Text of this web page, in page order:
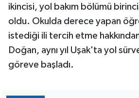
ikincisi, yol bakım bölümü
oldu. Okulda derece yapan
istediği ili tercih etme
Doğan, aynı yıl Uşak'ta yol
göreve başladı.